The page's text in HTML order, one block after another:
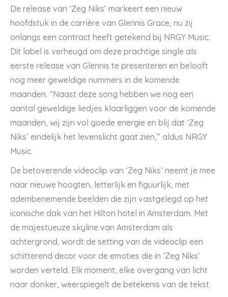
De release van ‘Zeg Niks’ markeert een nieuw
hoofdstuk in de carrière van Glennis Grace, nu zij
onlangs een contract heeft getekend bij NRGY Music.
Dit label is verheugd om deze prachtige single als
eerste release van Glennis te presenteren en belooft
nog meer geweldige nummers in de komende
maanden. “Naast deze song hebben we nog een
aantal geweldige liedjes klaarliggen voor de komende
maanden, wij zijn vol goede energie en blij dat ‘Zeg
Niks’ eindelijk het levenslicht gaat zien,” aldus NRGY
Music.
De betoverende videoclip van ‘Zeg Niks’ neemt je mee
naar nieuwe hoogten, letterlijk en figuurlijk, met
adembenemende beelden die zijn vastgelegd op het
iconische dak van het Hilton hotel in Amsterdam. Met
de majestueuze skyline van Amsterdam als
achtergrond, wordt de setting van de videoclip een
schitterend decor voor de emoties die in ‘Zeg Niks’
worden verteld. Elk moment, elke overgang van licht
naar donker, weerspiegelt de betekenis van de tekst.